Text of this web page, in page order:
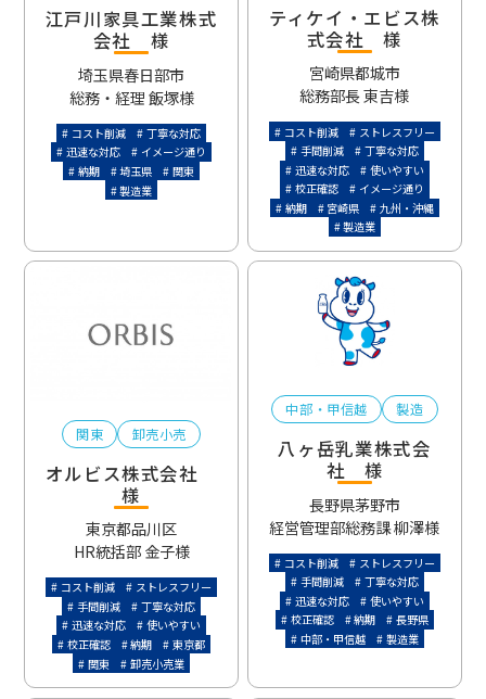
江戸川家具工業株式
会社 様
埼玉県春日部市
総務・経理 飯塚様
コスト削減
丁寧な対応
迅速な対応
イメージ通り
納期
埼玉県
関東
製造業
ティケイ・エビス株
式会社 様
宮崎県都城市
総務部長 東吉様
コスト削減
ストレスフリー
手間削減
丁寧な対応
迅速な対応
使いやすい
校正確認
イメージ通り
納期
宮崎県
九州・沖縄
製造業
関東 卸売小売
オルビス株式会社
様
東京都品川区
HR統括部 金子様
コスト削減
ストレスフリー
手間削減
丁寧な対応
迅速な対応
使いやすい
校正確認
納期
東京都
関東
卸売小売業
中部・甲信越 製造
八ヶ岳乳業株式会
社 様
長野県茅野市
経営管理部総務課 柳澤様
コスト削減
ストレスフリー
手間削減
丁寧な対応
迅速な対応
使いやすい
校正確認
納期
長野県
中部・甲信越
製造業